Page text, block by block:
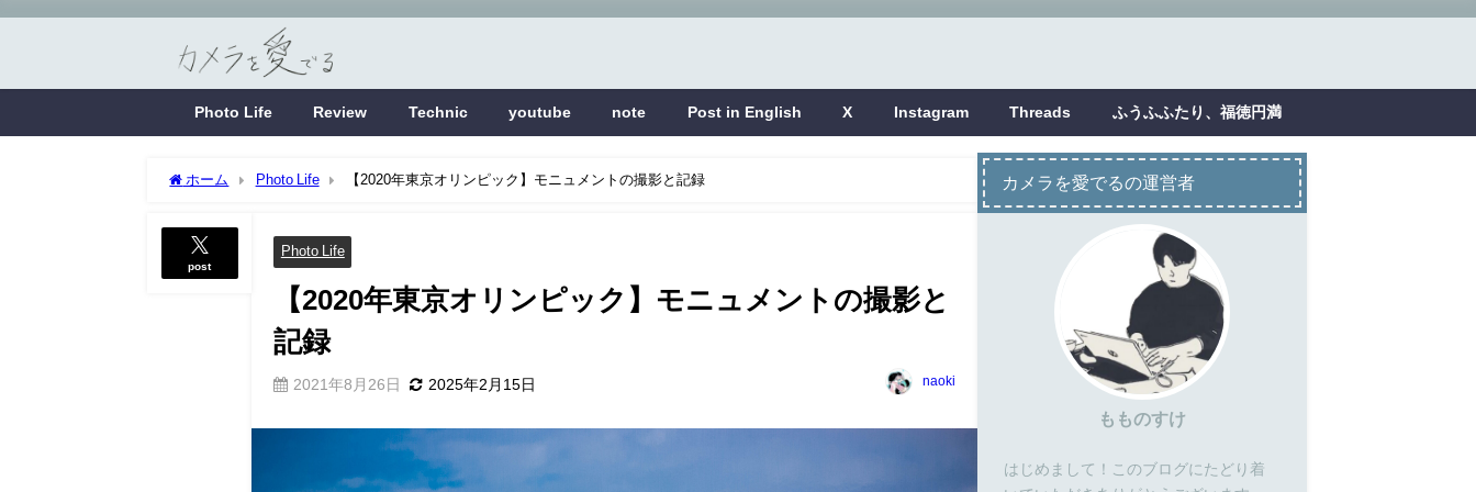
Photo Life Review Technic youtube note Post in English X Instagram Threads ふうふふたり、福徳円満
ホーム Photo Life 【2020年東京オリンピック】モニュメントの撮影と記録
post
Photo Life
【2020年東京オリンピック】モニュメントの撮影と
記録
2021年8月26日 2025年2月15日 naoki
カメラを愛でるの運営者
もものすけ
はじめまして！このブログにたどり着